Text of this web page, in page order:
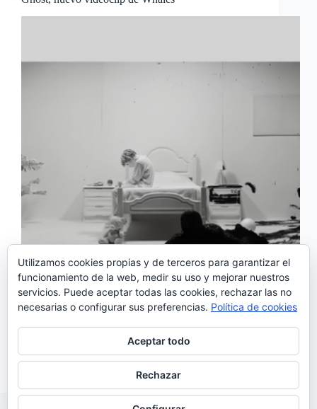
‘Ghost’, es el último single lanzado por la banda
Whales. Este nuevo tema formará parte de su disco
de estreno que tienen previsto publicar en marzo. El
videoclip, realizado de nuevo por Casota Collective
como el anterior, ha sido grabado en plano…
Noemí Sánchez
06/01/2018
Utilizamos cookies propias y de terceros para garantizar el
funcionamiento de la web, medir su uso y mejorar nuestros
servicios. Puede aceptar todas las cookies, rechazar las no
necesarias o configurar sus preferencias. Política de cookies
Aceptar todo
Rechazar